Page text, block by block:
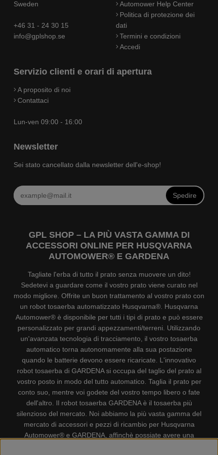
Sweden
+46 31 - 24 30 15
info@gplshop.se
Automower Help Center
Politica di protezione dei
dati
Termini e condizioni
Accedi
Servizio clienti e orari di apertura
A proposito di noi
Contattaci
Lun-ven 09:00 - 16:00
Newsletter
Sei stato cancellato dalla newsletter dell'e-shop!
Spedire
GPL SHOP – LA PIÙ VASTA GAMMA DI
ACCESSORI ONLINE PER HUSQVARNA
AUTOMOWER® E GARDENA
Tagliate l'erba di tutto il prato senza muovere un dito!
Sedetevi a guardare come il vostro prato viene curato nel
modo migliore. Offrite un buon trattamento al vostro prato con
un robot tosaerba automatizzato Husqvarna®. Husqvarna
Automower® è disponibile per tutti i tipi di prato e può essere
personalizzato per grandi appezzamenti/terreni. Utilizzando
un'avanzata tecnologia di tracciamento, il vostro tosaerba
automatico torna autonomamente alla sua postazione
quando le batterie devono essere ricaricate. L'innovativo
robot tosaerba di GARDENA si occupa del taglio del prato al
vostro posto in modo del tutto automatico. Taglia il prato per
conto suo, mentre voi godete del vostro tempo libero o fate
dell'altro. Il robot tosaerba GARDENA è il tosaerba più
silenzioso del mercato. Noi abbiamo la più vasta gamma del
mercato di accessori e pezzi di ricambio per Husqvarna
Automower® e GARDENA, affinchè possiate avere una